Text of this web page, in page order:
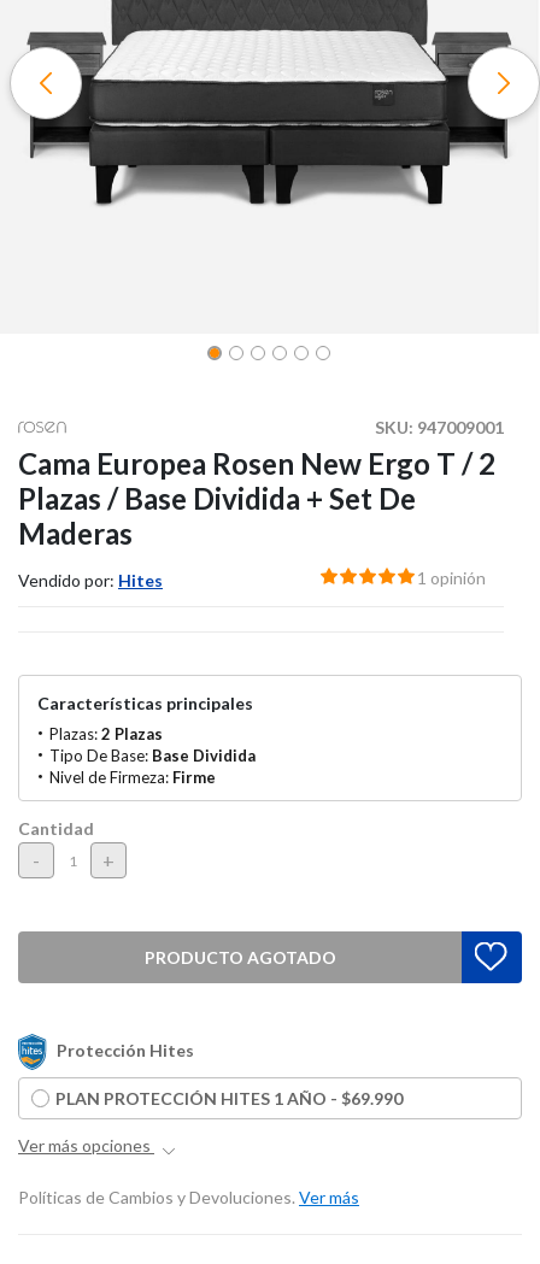
SKU: 947009001
Cama Europea Rosen New Ergo T / 2
Plazas / Base Dividida + Set De
Maderas
Vendido por: Hites 1 opinión
Características principales
Plazas:2 Plazas
Tipo De Base: Base Dividida
Nivel de Firmeza: Firme
Cantidad
- +
PRODUCTO AGOTADO
Protección Hites
PLAN PROTECCIÓN HITES 1 AÑO - $69.990
Ver más opciones
Políticas de Cambios y Devoluciones. Ver más